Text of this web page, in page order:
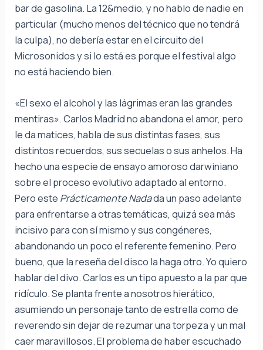
bar de gasolina. La 12&medio, y no hablo de nadie en
particular (mucho menos del técnico que no tendrá
la culpa), no debería estar en el circuito del
Microsonidos y si lo está es porque el festival algo
no está haciendo bien.
«El sexo el alcohol y las lágrimas eran las grandes
mentiras». Carlos Madrid no abandona el amor, pero
le da matices, habla de sus distintas fases, sus
distintos recuerdos, sus secuelas o sus anhelos. Ha
hecho una especie de ensayo amoroso darwiniano
sobre el proceso evolutivo adaptado al entorno.
Pero este Prácticamente Nadada un paso adelante
para enfrentarse a otras temáticas, quizá sea más
incisivo para con sí mismo y sus congéneres,
abandonando un poco el referente femenino. Pero
bueno, que la reseña del disco la haga otro. Yo quiero
hablar del divo. Carlos es un tipo apuesto a la par que
ridículo. Se planta frente a nosotros hierático,
asumiendo un personaje tanto de estrella como de
reverendo sin dejar de rezumar una torpeza y un mal
caer maravillosos. El problema de haber escuchado